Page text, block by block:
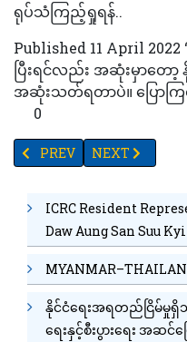
ရုပ်သံကြည့်ရှုရန်..
Published 11 April
ပြီးရင်လည်း အဆုံးမှာတော့
အဆုံးသတ်ရတာပဲ။ ပြောက
0
PREVIOUS ARTICLE:
PREV NEXT
NEXT
ICRC Resident
Daw Aung San Suu Kyi
နိုင်ငံရေးအရတည်ငြိမ်
ရေးနှင့်စီးပွားရေး အဆ